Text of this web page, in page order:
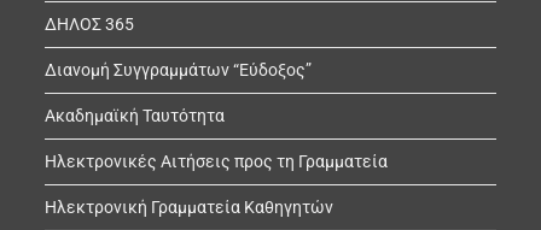
ΔΗΛΟΣ 365
Διανομή Συγγραμμάτων “Εύδοξος”
Ακαδημαϊκή Ταυτότητα
Ηλεκτρονικές Αιτήσεις προς τη Γραμματεία
Ηλεκτρονική Γραμματεία Καθηγητών